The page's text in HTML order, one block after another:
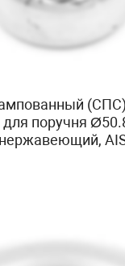
поручня